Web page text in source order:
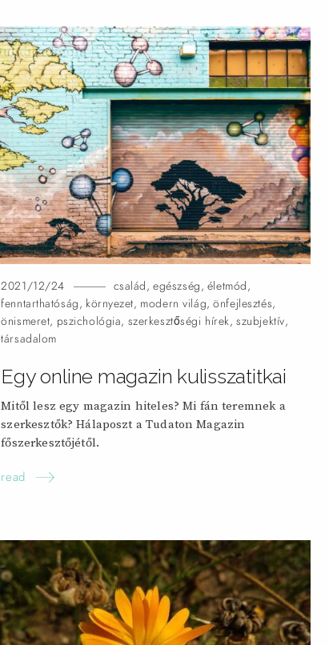
2021/12/24 család,egészség, életmód,
fenntarthatóság, környezet, modern világ,önfejlesztés,
önismeret, pszichológia, szerkesztőségi hírek,szubjektív,
társadalom
Egy online magazin kulisszatitkai
Mitől lesz egy magazin hiteles? Mi fán teremnek a
szerkesztők? Hálaposzt a Tudaton Magazin
főszerkesztőjétől.
read